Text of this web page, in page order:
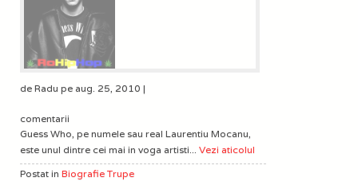
de Radu pe aug. 25, 2010 |
comentarii
Guess Who, pe numele sau real Laurentiu Mocanu,
este unul dintre cei mai in voga artisti... Vezi aticolul
Postat in Biografie Trupe